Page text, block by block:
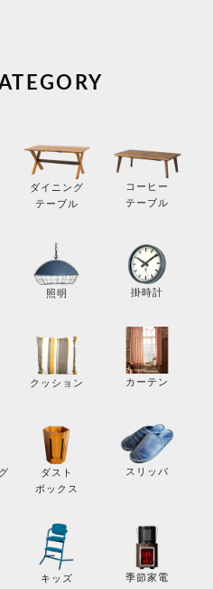
ダイニング
テーブル
コーヒー
テーブル
照明 掛時計
クッション カーテン
ダスト
ボックス
スリッパ
キッズ 季節家電